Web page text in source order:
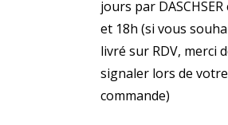
jours par
et 18h (si vous
livré sur RDV, merci
signaler lors de votre
commande)